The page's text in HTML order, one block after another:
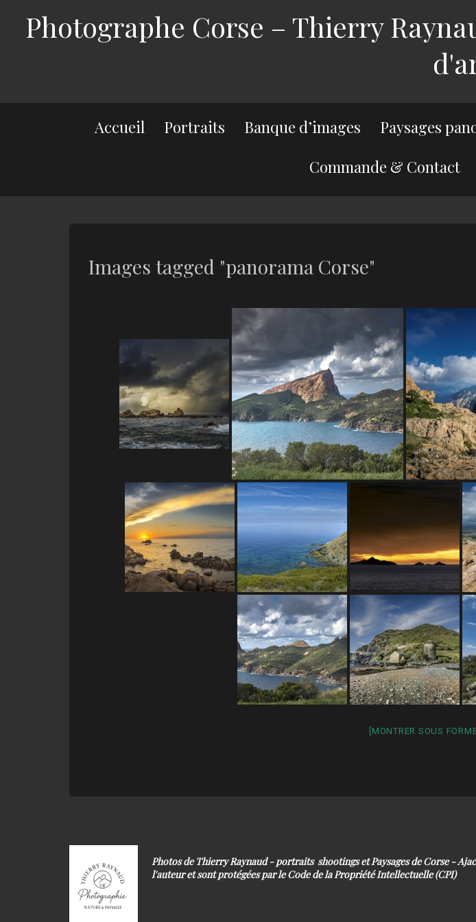
Photographe Corse – Thierry
Accueil Portraits Banque d’images Paysages
Commande & Contact
Images tagged "panorama Corse"
[MONTRER SOUS
Photos de Thierry Raynaud - portraits shootings et Paysages de Corse -
l'auteur et sont protégées par le Code de la Propriété Intellectuelle (CPI)